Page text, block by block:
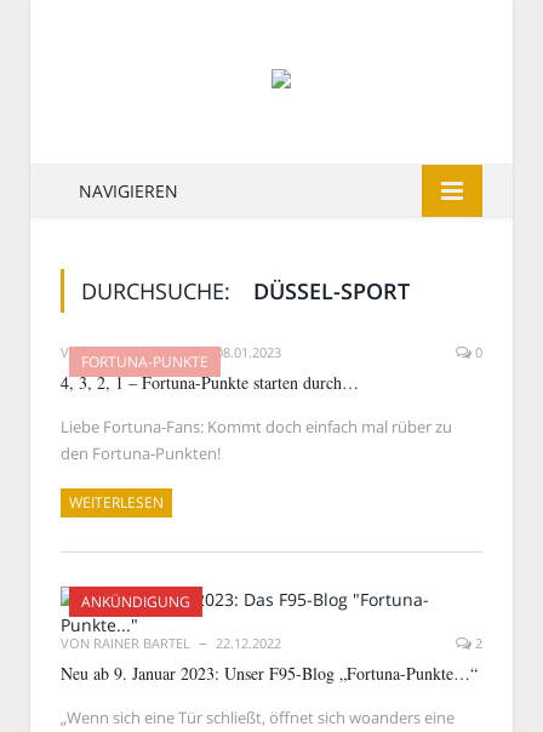
NAVIGIEREN
DURCHSUCHE: DÜSSEL-SPORT
FORTUNA-PUNKTE
VONRAINER BARTEL 08.01.2023 0
4, 3, 2, 1 – Fortuna-Punkte starten durch…
Liebe Fortuna-Fans: Kommt doch einfach mal rüber zu
den Fortuna-Punkten!
WEITERLESEN
ANKÜNDIGUNG
VON RAINER BARTEL 22.12.2022 2
Neu ab 9. Januar 2023: Unser F95-Blog „Fortuna-Punkte…“
„Wenn sich eine Tür schließt, öffnet sich woanders eine